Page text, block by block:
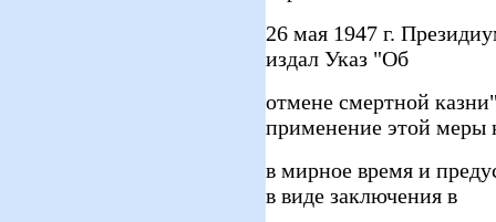
26 мая 1947 г.
издал Указ "Об
отмене смертной
применение этой меры
в мирное время и
в виде заключения в